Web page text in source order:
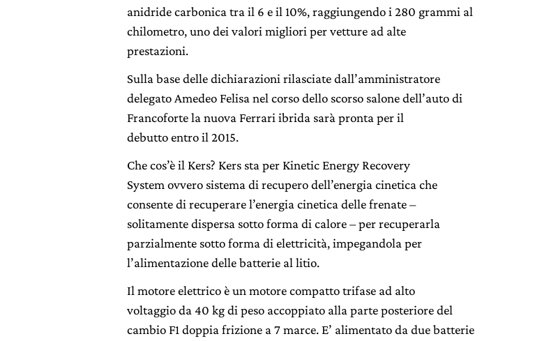
anidride carbonica tra il 6 e il 10%, raggiungendo i 280 grammi al
chilometro, uno dei valori migliori per vetture ad alte
prestazioni.
Sulla base delle dichiarazioni rilasciate dall’amministratore
delegato Amedeo Felisa nel corso dello scorso salone dell’auto di
Francoforte la nuova Ferrari ibrida sarà pronta per il
debutto entro il 2015.
Che cos’è il Kers? Kers sta per Kinetic Energy Recovery
System ovvero sistema di recupero dell’energia cinetica che
consente di recuperare l’energia cinetica delle frenate –
solitamente dispersa sotto forma di calore – per recuperarla
parzialmente sotto forma di elettricità, impegandola per
l’alimentazione delle batterie al litio.
Il motore elettrico è un motore compatto trifase ad alto
voltaggio da 40 kg di peso accoppiato alla parte posteriore del
cambio F1 doppia frizione a 7 marce. E’ alimentato da due batterie